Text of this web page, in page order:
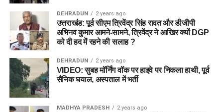
DEHRADUN 2 years ago
उत्तराखंड: पूर्व सीएम त्रिवेंद्र सिंह रावत और डीजीपी
अभिनव कुमार आमने-सामने, त्रिवेंद्र ने आखिर क्यों DGP
को दी हद में रहने की सलाह ?
DEHRADUN 2 years ago
VIDEO: सुबह मॉर्निंग वॉक पर हाइवे पर निकला हाथी, पूर्व
सैनिक घयाल, अस्पताल में भर्ती
MADHYA PRADESH 2 years ago